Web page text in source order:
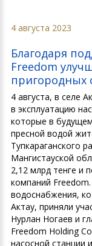
4 августа 2023
Благодаря
Freedom
пригородных
4 августа, в селе
в эксплуатацию
которые в
пресной водой
Тупкараганского
Мангистауской
2,12 млрд тенге и
компаний
водоснабжения,
Актау, приняли
Нурлан Ногаев и
Freedom Holding
насосной станции